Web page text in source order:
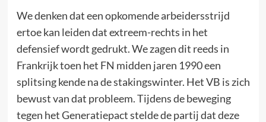
We denken dat een opkomende arbeidersstrijd
ertoe kan leiden dat extreem-rechts in het
defensief wordt gedrukt. We zagen dit reeds in
Frankrijk toen het FN midden jaren 1990 een
splitsing kende na de stakingswinter. Het VB is zich
bewust van dat probleem. Tijdens de beweging
tegen het Generatiepact stelde de partij dat deze